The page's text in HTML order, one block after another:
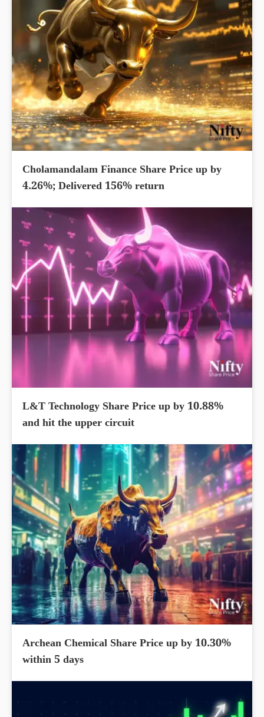
Cholamandalam Finance Share Price up by
4.26%; Delivered 156% return
L&T Technology Share Price up by 10.88%
and hit the upper circuit
Archean Chemical Share Price up by 10.30%
within 5 days